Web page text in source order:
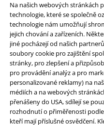
Na našich webových stránkách
technologie, které se společně
technologie nám umožňují
jejich chování a zařízeních.
jiné pocházejí od našich
soubory cookie pro zajištění
stránky, pro zlepšení a
pro provádění analýz a pro
personalizované reklamy) na
médiích a na webových
přenášeny do USA, sdílejí se
rozhodnutí o přiměřenosti
kteří mají příslušné osvědčení.
Právní informace
Podmínky
Prohlášení